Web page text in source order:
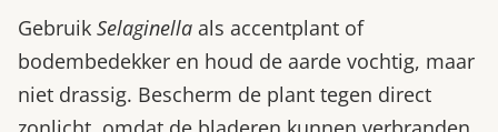
Gebruik Selaginella als accentplant of
bodembedekker en houd de aarde vochtig, maar
niet drassig. Bescherm de plant tegen direct